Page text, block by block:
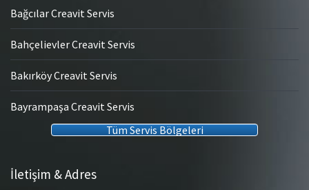
Bağcılar Creavit Servis
Bahçelievler Creavit Servis
Bakırköy Creavit Servis
Bayrampaşa Creavit Servis
Tüm Servis Bölgeleri
İletişim & Adres